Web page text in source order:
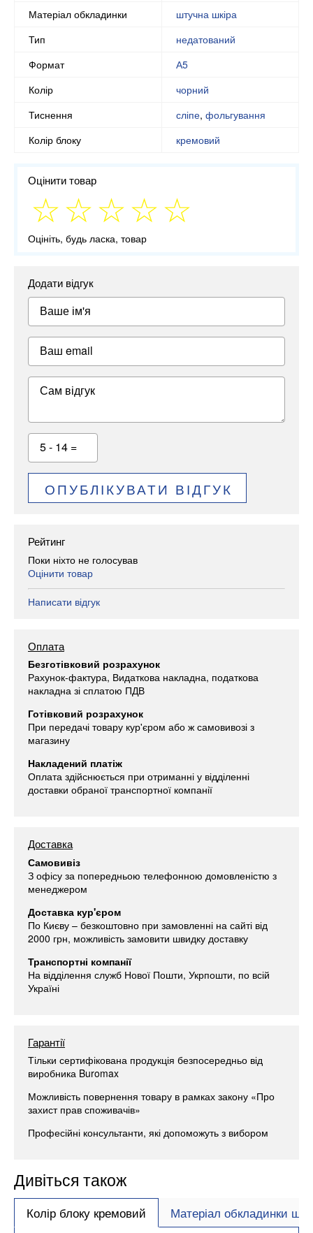
Матеріал обкладинки
штучна шкіра
Тип
недатований
Формат
А5
Колір
чорний
Тиснення
сліпе, фольгування
Колір блоку
кремовий
Оцінити товар
Оцініть, будь ласка, товар
Додати відгук
Ваше ім'я
Ваш email
Сам відгук
5 - 14 =
ОПУБЛІКУВАТИ ВІДГУК
Рейтинг
Поки ніхто не голосував
Оцінити товар
Написати відгук
Оплата
Безготівковий розрахунок
Рахунок-фактура, Видаткова накладна, податкова
накладна зі сплатою ПДВ
Готівковий розрахунок
При передачі товару кур'єром або ж самовивозі з
магазину
Накладений платіж
Оплата здійснюється при отриманні у відділенні
доставки обраної транспортної компанії
Доставка
Самовивіз
З офісу за попередньою телефонною домовленістю з
менеджером
Доставка кур'єром
По Києву – безкоштовно при замовленні на сайті від
2000 грн, можливість замовити швидку доставку
Транспортні компанії
На відділення служб Нової Пошти, Укрпошти, по всій
Україні
Гарантії
Тільки сертифікована продукція безпосередньо від
виробника Buromax
Можливість повернення товару в рамках закону «Про
захист прав споживачів»
Професійні консультанти, які допоможуть з вибором
Дивіться також
Колір блоку кремовий Матеріал обкладинки